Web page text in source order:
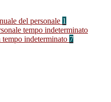
del personale 1
tempo indeterminato
tempo indeterminato 7